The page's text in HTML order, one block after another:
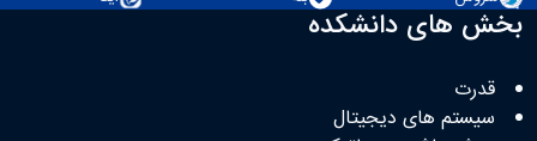
بخش های دانشکده
قدرت
سیستم های دیجیتال